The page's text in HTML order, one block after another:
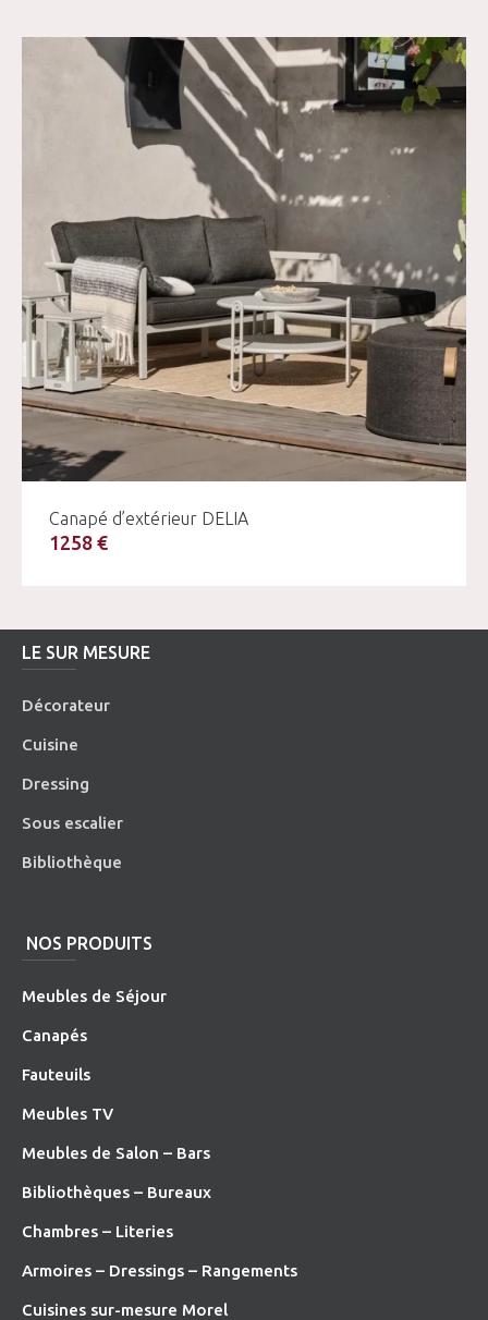
Canapé d’extérieur DELIA
1258 €
LE SUR MESURE
Décorateur
Cuisine
Dressing
Sous escalier
Bibliothèque
NOS PRODUITS
Meubles de Séjour
Canapés
Fauteuils
Meubles TV
Meubles de Salon – Bars
Bibliothèques – Bureaux
Chambres – Literies
Armoires – Dressings – Rangements
Cuisines sur-mesure Morel